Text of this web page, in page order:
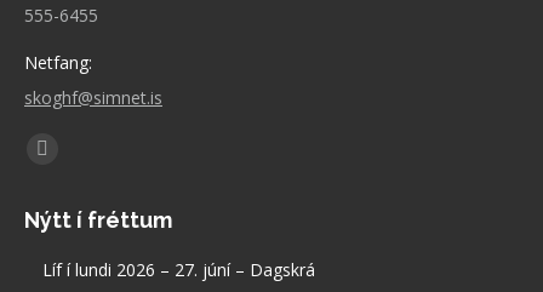
555-6455
Netfang:
skoghf@simnet.is
Find us on:
Facebook
opens
Nýtt í fréttum
Líf í lundi 2026 – 27. júní – Dagskrá